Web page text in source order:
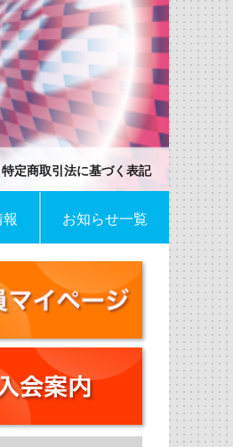
特定商取引法に基づく表記
お知らせ一覧